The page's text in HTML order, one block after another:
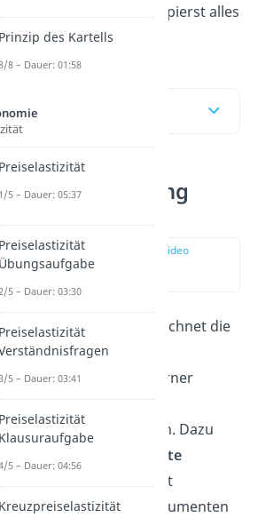
zusammen und du kapierst alles
in 0, nichts!
Internalisierung
zur Stelle im Video
Internalisierung bezeichnet die
Einbeziehung
Verinnerlichung
externer
Wirtschaftsgeschehen. Dazu
externe Effekte
und mit
Internalisierungsinstrumenten
Prinzip des Kartells
8 – Dauer: 01:58
Preiselastizität
1/5 – Dauer: 05:37
Preiselastizität
Übungsaufgabe
2/5 – Dauer: 03:30
Preiselastizität
3/5 – Dauer: 03:41
Preiselastizität
Klausuraufgabe
5 – Dauer: 04:56
Kreuzpreiselastizität